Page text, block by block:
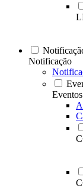
Notificação
Eventos